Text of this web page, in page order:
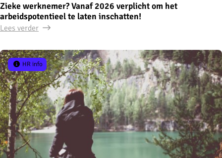
Zieke werknemer? Vanaf 2026 verplicht om het
arbeidspotentieel te laten inschatten!
Lees verder
HR info